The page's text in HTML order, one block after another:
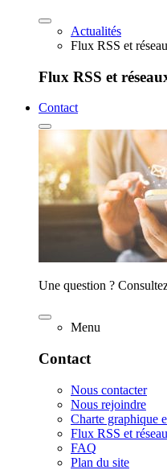
Actualités
Flux RSS et
Flux RSS et
Contact
Une question ?
Menu
Contact
Nous contacter
Nous rejoindre
Charte graphique
Flux RSS et
FAQ
Plan du site